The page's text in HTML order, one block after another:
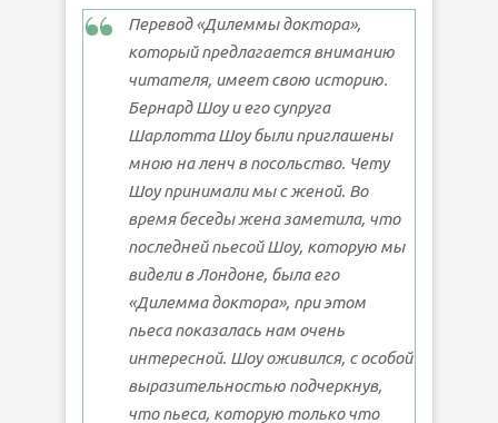
Перевод «Дилеммы доктора»,
который предлагается вниманию
читателя, имеет свою историю.
Бернард Шоу и его супруга
Шарлотта Шоу были приглашены
мною на ленч в посольство. Чету
Шоу принимали мы с женой. Во
время беседы жена заметила, что
последней пьесой Шоу, которую мы
видели в Лондоне, была его
«Дилемма доктора», при этом
пьеса показалась нам очень
интересной. Шоу оживился, с особой
выразительностью подчеркнув,
что пьеса, которую только что